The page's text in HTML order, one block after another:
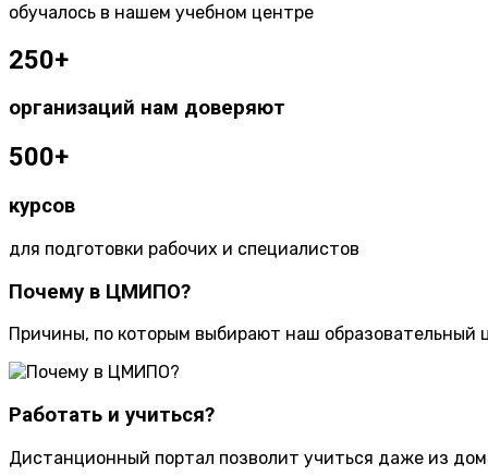
обучалось в нашем учебном центре
250+
организаций нам доверяют
500+
курсов
для подготовки рабочих и специалистов
Почему в ЦМИПО?
Причины, по которым выбирают наш образовательный
Работать и учиться?
Дистанционный портал позволит учиться даже из